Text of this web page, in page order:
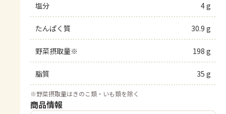
塩分 4 g
たんぱく質 30.9 g
野菜摂取量※ 198 g
脂質 35 g
※野菜摂取量はきのこ類・いも類を除く
商品情報